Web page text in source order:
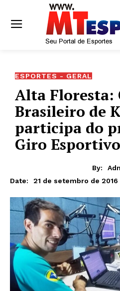
ESPORTES - GERAL
Alta Floresta:
Brasileiro de
participa do
Giro Esportivo
By:
Date:
21 de setembro de 2016